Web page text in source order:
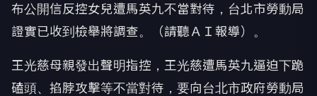
布公開信反控女兒遭馬英九不當對待，台北市勞動局
證實已收到檢舉將調查。（請聽ＡＩ報導）。
王光慈母親發出聲明指控，王光慈遭馬英九逼迫下跪
磕頭、掐脖攻擊等不當對待，要向台北市政府勞動局